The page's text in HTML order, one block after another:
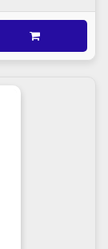
رنگ زرد
قرآن
آمده و
كشیده
مرحوم
كه با
مقصود از
‌زرد به
زرد گرم
آزمایشات
خوشحالی